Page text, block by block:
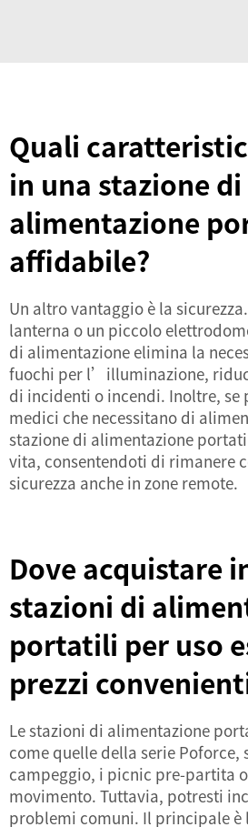
Quali
in una stazione di
alimentazione
affidabile?
Un altro vantaggio è la
lanterna o un piccolo
di alimentazione elimina la
fuochi per l’illuminazione,
di incidenti o incendi. Inoltre,
medici che necessitano di
stazione di alimentazione
vita, consentendoti di rimanere
sicurezza anche in zone remote.
Dove acquistare
stazioni di
portatili per uso
prezzi
Le stazioni di alimentazione
come quelle della serie Poforce,
campeggio, i picnic pre-partita
movimento. Tuttavia, potresti
problemi comuni. Il principale